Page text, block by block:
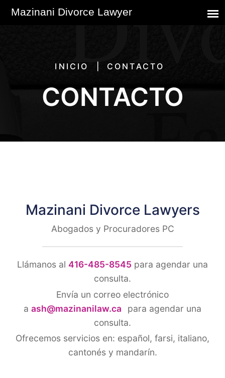
INICIO CONTACTO
CONTACTO
Mazinani Divorce Lawyers
Abogados y Procuradores PC
Llámanos al 416-485-8545 para agendar una
consulta.
Envía un correo electrónico
a ash@mazinanilaw.ca
para agendar una
consulta.
Ofrecemos servicios en: español, farsi, italiano,
cantonés y mandarín.